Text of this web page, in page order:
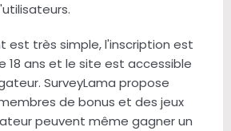
est très simple, l'inscription est
18 ans et le site est accessible
SurveyLama propose
de bonus et des jeux
peuvent même gagner un